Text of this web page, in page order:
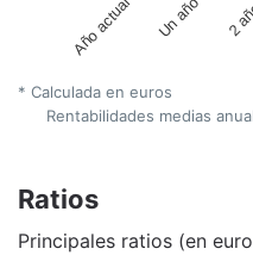
Año actual Un año 2
* Calculada en euros
Rentabilidades medias
Ratios
Principales ratios (en